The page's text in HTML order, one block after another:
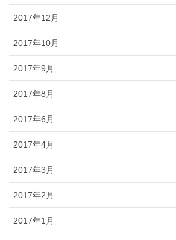
2017年12月
2017年10月
2017年9月
2017年8月
2017年6月
2017年4月
2017年3月
2017年2月
2017年1月